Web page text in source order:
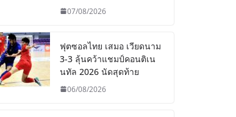
07/08/2026
ฟุตซอลไทย เสมอ เวียดนาม
3-3 ลุ้นคว้าแชมป์คอนติเน
นทัล 2026 นัดสุดท้าย
06/08/2026